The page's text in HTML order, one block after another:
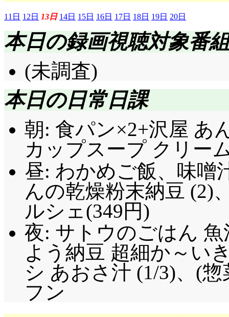
11日 12日 13日 14日 15日 16日 17日 18日 19日 20日
本日の録画視聴対象番組
(未調査)
本日の日常日課
朝: 食パン×2+沢屋 あ
カップスープ クリー
昼: わかめご飯、味噌
んの乾燥粉末納豆 (2)
ルシェ(349円)
夜: サトウのごはん
よう納豆 超細か～い
シ あおさ汁 (1/3)、(
フン